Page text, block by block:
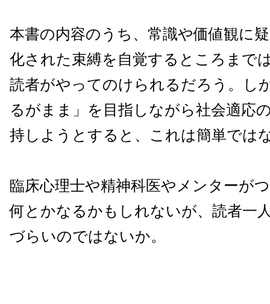
本書の内容のうち、常識や価値観に
化された束縛を自覚するところまで
読者がやってのけられるだろう。し
るがまま」を目指しながら社会適応
持しようとすると、これは簡単では
臨床心理士や精神科医やメンターが
何とかなるかもしれないが、読者一
づらいのではないか。